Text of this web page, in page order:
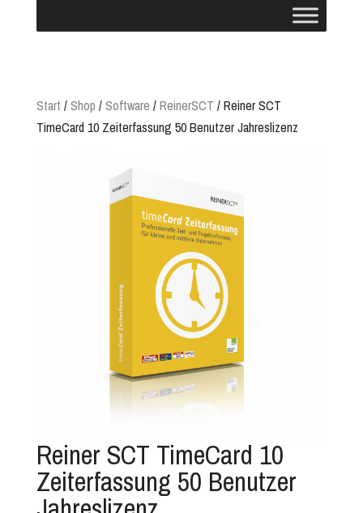
Start /Shop /Software /ReinerSCT / Reiner SCT
TimeCard 10 Zeiterfassung 50 Benutzer Jahreslizenz
Reiner SCT TimeCard 10
Zeiterfassung 50 Benutzer